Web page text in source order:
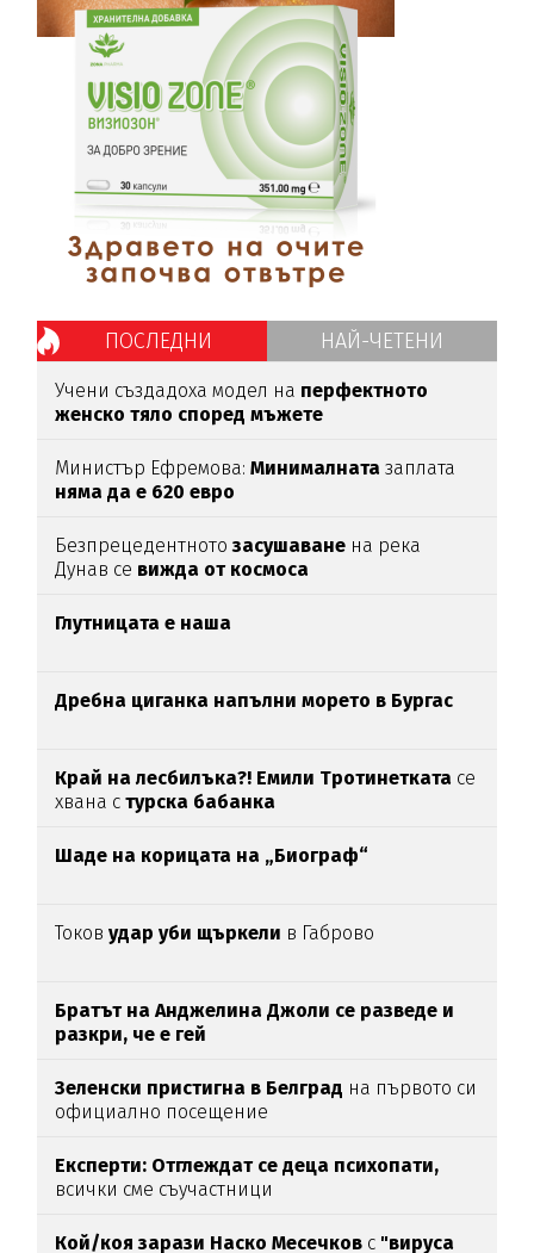
ПОСЛЕДНИ НАЙ-ЧЕТЕНИ
Учени създадоха модел на перфектното
женско тяло според мъжете
Министър Ефремова:Минималната заплата
няма да е 620 евро
Безпрецедентнотозасушаване на река
Дунав се вижда от космоса
Глутницата е наша
Дребна циганка напълни морето в Бургас
Край на лесбилъка?! Емили Тротинетката се
хвана с турска бабанка
Шаде на корицата на „Биограф“
Токовудар уби щъркели в Габрово
Братът на Анджелина Джоли се разведе и
разкри, че е гей
Зеленски пристигна в Белград на първото си
официално посещение
Експерти: Отглеждат се деца психопати,
всички сме съучастници
Кой/коя зарази Наско Месечков с "вируса